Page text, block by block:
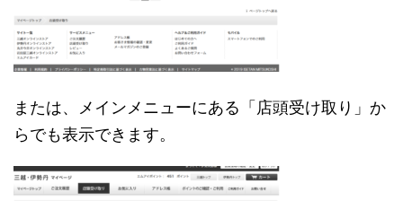
または、メインメニューにある「店頭受け取り」か
らでも表示できます。